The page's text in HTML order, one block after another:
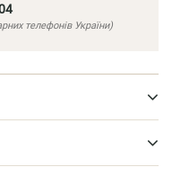
телефонів України)